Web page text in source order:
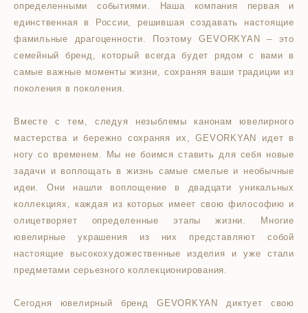
определенными событиями. Наша компания первая и
единственная в России, решившая создавать настоящие
фамильные драгоценности. Поэтому GEVORKYAN – это
семейный бренд, который всегда будет рядом с вами в
самые важные моменты жизни, сохраняя ваши традиции из
поколения в поколения.
Вместе с тем, следуя незыблемы канонам ювелирного
мастерства и бережно сохраняя их, GEVORKYAN идет в
ногу со временем. Мы не боимся ставить для себя новые
задачи и воплощать в жизнь самые смелые и необычные
идеи. Они нашли воплощение в двадцати уникальных
коллекциях, каждая из которых имеет свою философию и
олицетворяет определенные этапы жизни. Многие
ювелирные украшения из них представляют собой
настоящие высокохудожественные изделия и уже стали
предметами серьезного коллекционирования.
Сегодня ювелирный бренд GEVORKYAN диктует свою